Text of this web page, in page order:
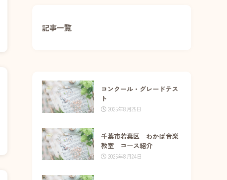
記事一覧
コンクール・グレードテス
ト
2025年8月25日
千葉市若葉区 わかば音楽
教室 コース紹介
2025年8月24日